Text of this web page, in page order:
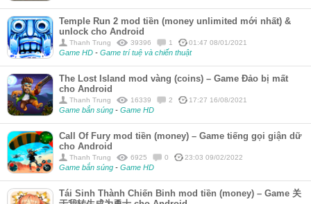
Temple Run 2 mod tiền (money unlimited mới nhất) &
unlock cho Android
Thanh Trung 39396 1 01:47 08/01/2021
Game HD - Game trí tuệ và chiến thuật
The Lost Island mod vàng (coins) – Game Đảo bị mất
cho Android
Thanh Trung 16339 2 17:27 16/08/2021
Game bắn súng - Game HD
Call Of Fury mod tiền (money) – Game tiếng gọi giận dữ
cho Android
Thanh Trung 6925 0 23:03 09/02/2022
Game bắn súng - Game HD
Tái Sinh Thành Chiến Binh mod tiền (money) – Game 关